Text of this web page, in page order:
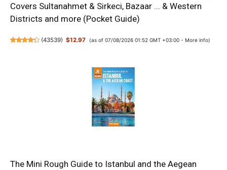
Covers Sultanahmet & Sirkeci, Bazaar ... & Western
Districts and more (Pocket Guide)
(43539) $12.97 (as of 07/08/2026 01:52 GMT +03:00 - More info)
The Mini Rough Guide to Istanbul and the Aegean